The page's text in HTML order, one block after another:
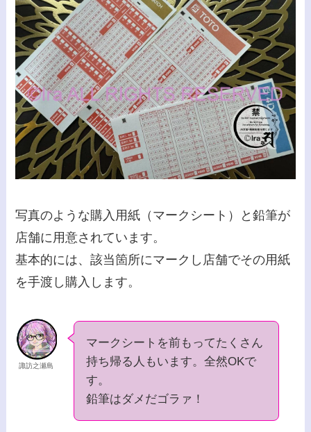
写真のような購入用紙（マークシート）と鉛筆が
店舗に用意されています。
基本的には、該当箇所にマークし店舗でその用紙
を手渡し購入します。
諏訪之瀬島
マークシートを前もってたくさん
持ち帰る人もいます。全然OKで
す。
鉛筆はダメだゴラァ！